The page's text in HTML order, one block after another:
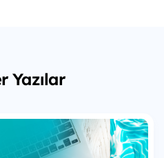
Yazılar